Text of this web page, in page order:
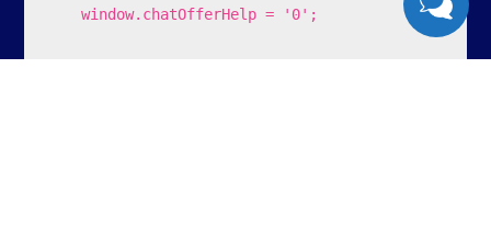
    window.chatOfferHelp = '0';